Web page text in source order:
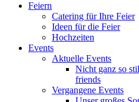
Feiern
Catering für Ihre Feier
Ideen für die Feier
Hochzeiten
Events
Aktuelle Events
Nicht ganz so
friends
Vergangene Events